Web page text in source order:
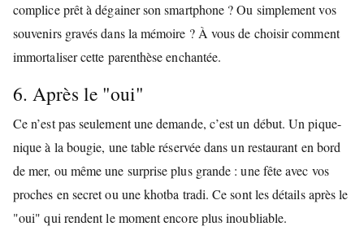
complice prêt à dégainer son smartphone ? Ou simplement vos
souvenirs gravés dans la mémoire ? À vous de choisir comment
immortaliser cette parenthèse enchantée.
6. Après le "oui"
Ce n’est pas seulement une demande, c’est un début. Un pique-
nique à la bougie, une table réservée dans un restaurant en bord
de mer, ou même une surprise plus grande : une fête avec vos
proches en secret ou une khotba tradi. Ce sont les détails après le
"oui" qui rendent le moment encore plus inoubliable.